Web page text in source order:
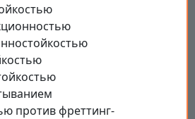
против фреттинг-